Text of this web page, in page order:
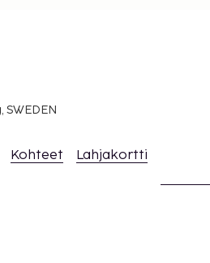
SWEDEN
Kohteet Lahjakortti